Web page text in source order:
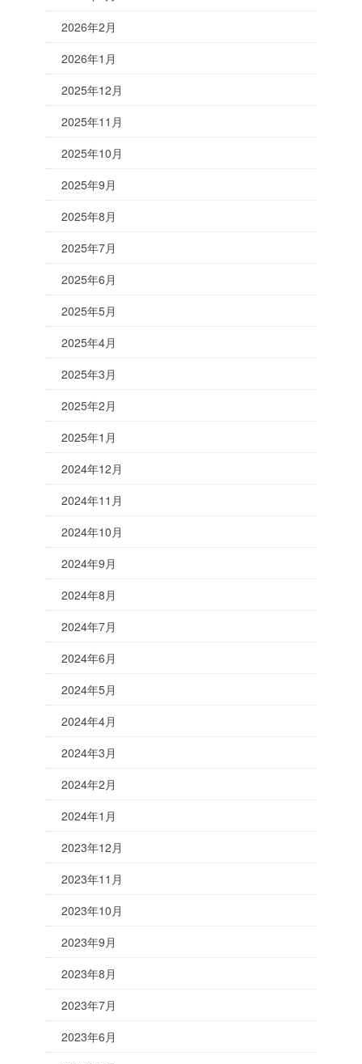
2026年2月
2026年1月
2025年12月
2025年11月
2025年10月
2025年9月
2025年8月
2025年7月
2025年6月
2025年5月
2025年4月
2025年3月
2025年2月
2025年1月
2024年12月
2024年11月
2024年10月
2024年9月
2024年8月
2024年7月
2024年6月
2024年5月
2024年4月
2024年3月
2024年2月
2024年1月
2023年12月
2023年11月
2023年10月
2023年9月
2023年8月
2023年7月
2023年6月